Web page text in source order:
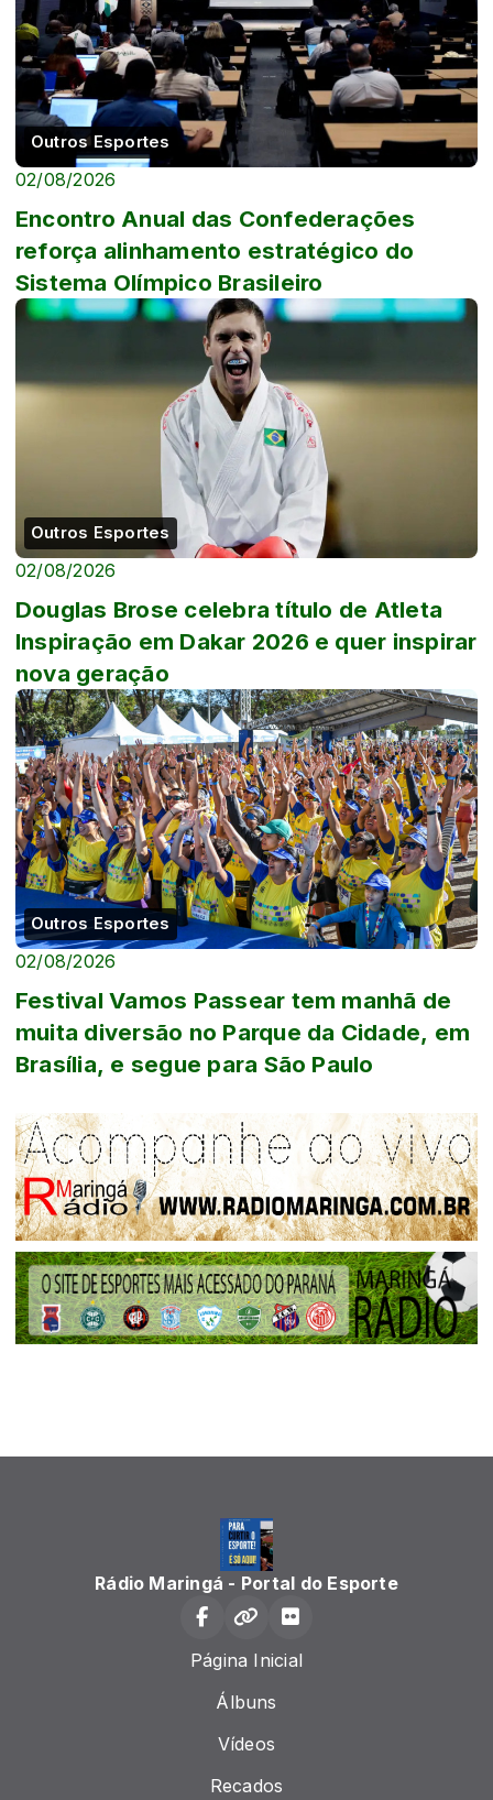
Outros Esportes
02/08/2026
Encontro Anual das Confederações
reforça alinhamento estratégico do
Sistema Olímpico Brasileiro
Outros Esportes
02/08/2026
Douglas Brose celebra título de Atleta
Inspiração em Dakar 2026 e quer inspirar
nova geração
Outros Esportes
02/08/2026
Festival Vamos Passear tem manhã de
muita diversão no Parque da Cidade, em
Brasília, e segue para São Paulo
Rádio Maringá - Portal do Esporte
Página Inicial
Álbuns
Vídeos
Recados